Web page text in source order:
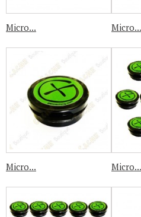
Micro... Micro...
Micro... Micro...